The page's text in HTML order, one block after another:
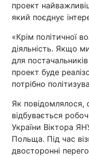
проект
який поєднує
«Крім політичної
діяльність. Якщо
для
проект буде
потрібно
Як повідомлялося,
відбувається
України Віктора
Польща. Під час
двосторонні